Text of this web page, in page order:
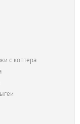
с коптера